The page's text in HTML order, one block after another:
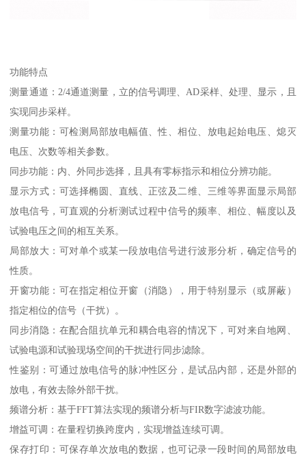
功能特点
测量通道：2/4通道测量，立的信号调理、AD采样、处理、显示，且
实现同步采样。
测量功能：可检测局部放电幅值、性、相位、放电起始电压、熄灭
电压、次数等相关参数。
同步功能：内、外同步选择，且具有零标指示和相位分辨功能。
显示方式：可选择椭圆、直线、正弦及二维、三维等界面显示局部
放电信号，可直观的分析测试过程中信号的频率、相位、幅度以及
试验电压之间的相互关系。
局部放大：可对单个或某一段放电信号进行波形分析，确定信号的
性质。
开窗功能：可在指定相位开窗（消隐），用于特别显示（或屏蔽）
指定相位的信号（干扰）。
同步消隐：在配合阻抗单元和耦合电容的情况下，可对来自地网、
试验电源和试验现场空间的干扰进行同步滤除。
性鉴别：可通过放电信号的脉冲性区分，是试品内部，还是外部的
放电，有效去除外部干扰。
频谱分析：基于FFT算法实现的频谱分析与FIR数字滤波功能。
增益可调：在量程切换跨度内，实现增益连续可调。
保存打印：可保存单次放电的数据，也可记录一段时间的局部放电